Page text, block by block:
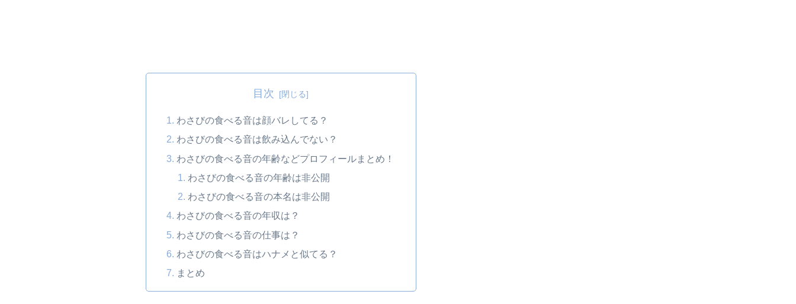
目次
わさびの食べる音は顔バレしてる？
わさびの食べる音は飲み込んでない？
わさびの食べる音の年齢などプロフィールまとめ！
わさびの食べる音の年齢は非公開
わさびの食べる音の本名は非公開
わさびの食べる音の年収は？
わさびの食べる音の仕事は？
わさびの食べる音はハナメと似てる？
まとめ